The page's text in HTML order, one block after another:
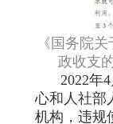
《国务院
政收支
2022年
心和人社部
机构，违规